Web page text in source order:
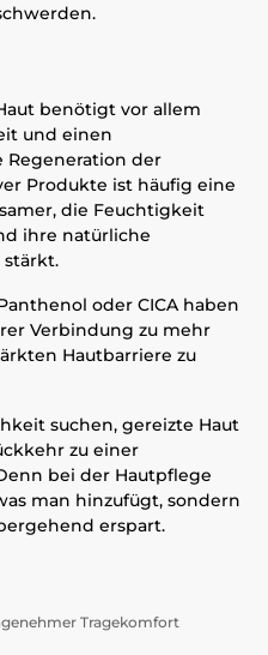
benötigt vor allem
und einen
Regeneration der
Produkte ist häufig eine
die Feuchtigkeit
ihre natürliche
oder CICA haben
Verbindung zu mehr
Hautbarriere zu
suchen, gereizte Haut
zu einer
bei der Hautpflege
man hinzufügt, sondern
erspart.
Tragekomfort